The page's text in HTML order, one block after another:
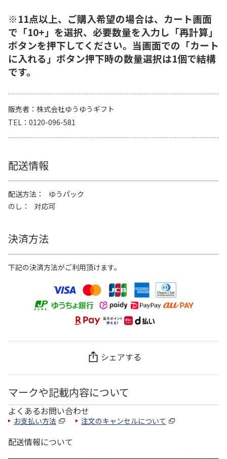
※11点以上、ご購入希望の場合は、カート画面
で「10+」を選択、必要数量を入力し「再計算」
ボタンを押下してください。当画面での「カート
に入れる」ボタン押下時の数量選択は1個で結構
です。
販売者
株式会社ゆうゆうギフト
TEL
0120-096-581
配送情報
配送方法
ゆうパック
のし
対応可
決済方法
下記の決済方法がご利用頂けます。
シェアする
マークや記載内容について
よくあるお問い合わせ
お支払い方法 注文のキャンセルについて
配送情報について